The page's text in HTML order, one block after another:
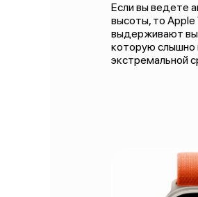
Если вы ведете
высоты, то
выдерживают
которую слышно
экстремальной